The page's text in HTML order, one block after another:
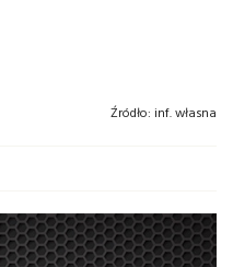
Źródło: inf. własna